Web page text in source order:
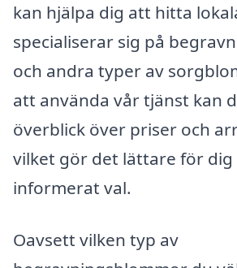
kan hjälpa dig att hitta
specialiserar sig på
och andra typer av
att använda vår tjänst kan
överblick över priser och
vilket gör det lättare för
informerat val.
Oavsett vilken typ av